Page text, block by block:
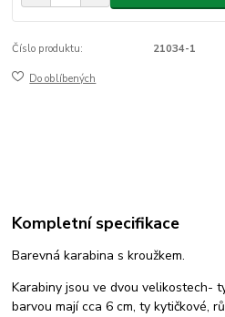
Číslo produktu: 21034-1
Do oblíbených
Kompletní specifikace
Barevná karabina s kroužkem.
Karabiny jsou ve dvou velikostech-
barvou mají cca 6 cm, ty kytičkové,